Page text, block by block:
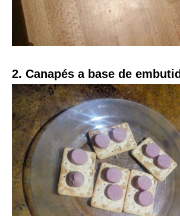
2. Canapés a base de